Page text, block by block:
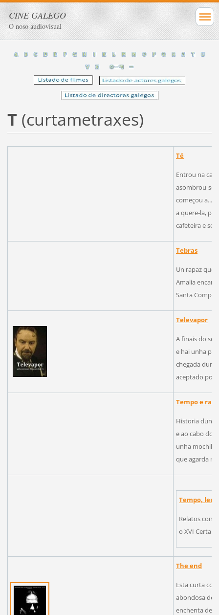
CINE GALEGO
O noso audiovisual
T (curtametraxes)
Té
Entrou na
asombrou-se
começou a...,
a quere-la,
cafeteira e
Tebras
Un rapaz que
Amalia
Santa
Televapor
A finais do
e hai unha
chegada dun
aceptado
Tempo e
Historia
e ao cabo dos
unha mochila
que agarda
Tempo,
Relatos
o XVI
The end
Esta curta
abondosa
enchenta de